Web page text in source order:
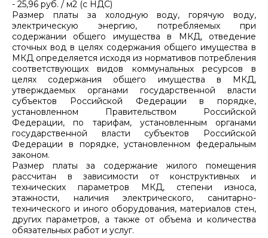
- 25,96 руб. / м2 (с НДС)
Размер платы за холодную воду, горячую воду,
электрическую энергию, потребляемых при
содержании общего имущества в МКД, отведение
сточных вод в целях содержания общего имущества в
МКД определяется исходя из нормативов потребления
соответствующих видов коммунальных ресурсов в
целях содержания общего имущества в МКД,
утверждаемых органами государственной власти
субъектов Российской Федерации в порядке,
установленном Правительством Российской
Федерации, по тарифам, установленным органами
государственной власти субъектов Российской
Федерации в порядке, установленном федеральным
законом.
Размер платы за содержание жилого помещения
рассчитан в зависимости от конструктивных и
технических параметров МКД, степени износа,
этажности, наличия электрического, санитарно-
технического и иного оборудования, материалов стен,
других параметров, а также от объема и количества
обязательных работ и услуг.